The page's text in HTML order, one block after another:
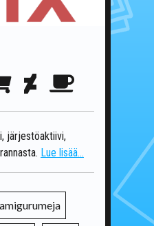
järjestöaktiivi,
Lue lisää...
amigurumeja